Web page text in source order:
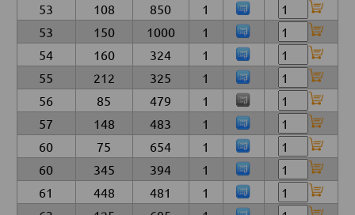
53
108 850
1
53
150 1000
1
54
160 324
1
55
212 325
1
56
85 479
1
57
148 483
1
60
75 654
1
60
345 394
1
61
448 481
1